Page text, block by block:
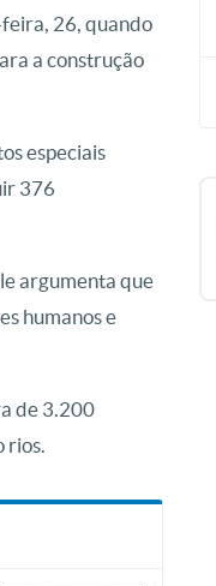
26, quando
a construção
especiais
376
argumenta que
humanos e
de 3.200
rios.